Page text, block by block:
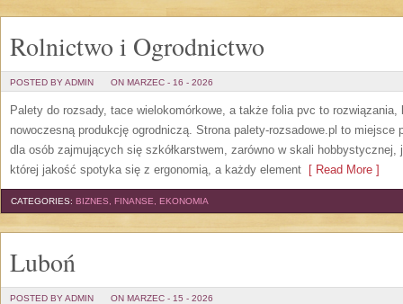
Rolnictwo i Ogrodnictwo
POSTED BY ADMIN ON MARZEC - 16 - 2026
Palety do rozsady, tace wielokomórkowe, a także folia pvc to
nowoczesną produkcję ogrodniczą. Strona palety-rozsadowe.pl to miejsce
dla osób zajmujących się szkółkarstwem, zarówno w skali hobbystycznej,
której jakość spotyka się z ergonomią, a każdy element [ Read More ]
CATEGORIES: BIZNES, FINANSE, EKONOMIA
Luboń
POSTED BY ADMIN ON MARZEC - 15 - 2026